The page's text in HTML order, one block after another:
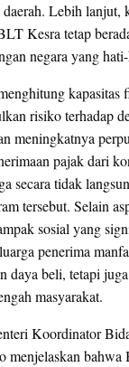
Lebih lanjut,
Kesra tetap
negara yang
kapasitas
risiko terhadap
meningkatnya
pajak dari
secara tidak
tersebut. Selain
sosial yang
penerima
daya beli, tetapi
masyarakat.
Koordinator
menjelaskan bahwa